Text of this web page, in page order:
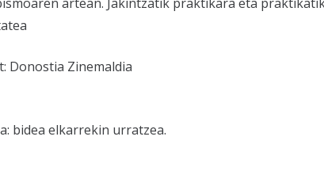
Donostia Zinemaldia
bidea elkarrekin urratzea.